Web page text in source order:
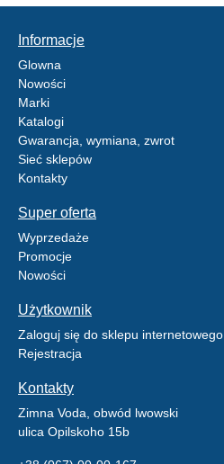
Informacje
Glowna
Nowości
Marki
Katalogi
Gwarancja, wymiana, zwrot
Sieć sklepów
Kontakty
Super oferta
Wyprzedaże
Promocje
Nowości
Użytkownik
Zaloguj się do sklepu internetowego
Rejestracja
Kontakty
Zimna Voda, obwód lwowski
ulica Opilskoho 15b